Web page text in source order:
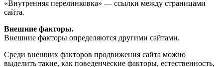
«Внутренняя перелинковка» — ссылки между страницами
сайта.
Внешние факторы.
Внешние факторы определяются другими сайтами.
Среди внешних факторов продвижения сайта можно
выделить такие, как поведенческие факторы, естественность,